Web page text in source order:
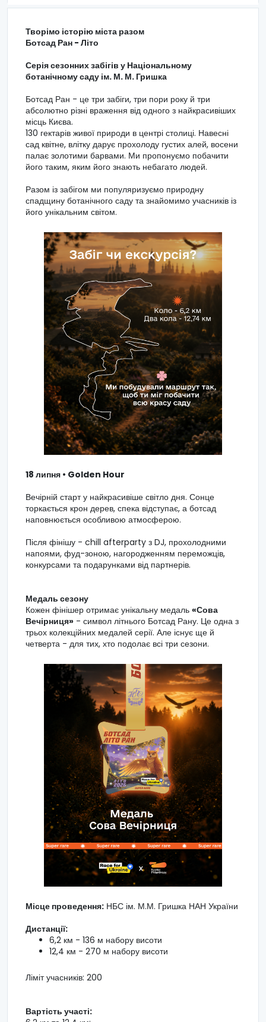
Творімо історію міста разом
Ботсад Ран - Літо
Серія сезонних забігів у Національному
ботанічному саду ім. М. М. Гришка
Ботсад Ран - це три забіги, три пори року й три
абсолютно різні враження від одного з найкрасивіших
місць Києва.
130 гектарів живої природи в центрі столиці. Навесні
сад квітне, влітку дарує прохолоду густих алей, восени
палає золотими барвами. Ми пропонуємо побачити
його таким, яким його знають небагато людей.
Разом із забігом ми популяризуємо природну
спадщину ботанічного саду та знайомимо учасників із
його унікальним світом.
18 липня • Golden Hour
Вечірній старт у найкрасивіше світло дня. Сонце
торкається крон дерев, спека відступає, а ботсад
наповнюється особливою атмосферою.
Після фінішу - chill afterparty з DJ, прохолодними
напоями, фуд-зоною, нагородженням переможців,
конкурсами та подарунками від партнерів.
Медаль сезону
Кожен фінішер отримає унікальну медаль «Сова
Вечірниця» - символ літнього Ботсад Рану. Це одна з
трьох колекційних медалей серії. Але існує ще й
четверта - для тих, хто подолає всі три сезони.
Місце проведення: НБС ім. М.М. Гришка НАН України
Дистанції:
6,2 км - 136 м набору висоти
12,4 км - 270 м набору висоти
Ліміт учасників: 200
Вартість участі: